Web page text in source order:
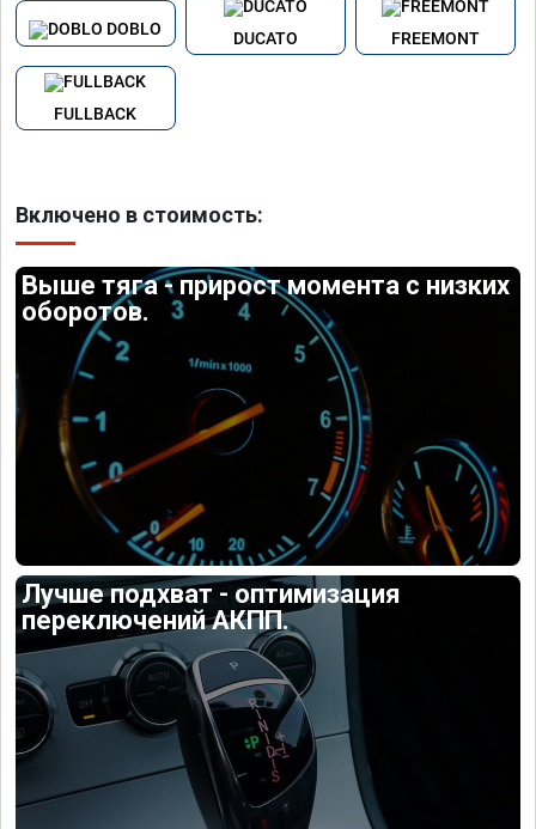
DOBLO
DUCATO FREEMONT
FULLBACK
Включено в стоимость:
Выше тяга - прирост момента с низких
оборотов.
Лучше подхват - оптимизация
переключений АКПП.